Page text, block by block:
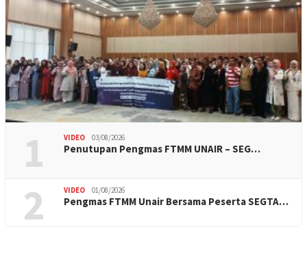
1 VIDEO 03/08/2026
Penutupan Pengmas FTMM UNAIR – SEG…
2 VIDEO 01/08/2026
Pengmas FTMM Unair Bersama Peserta SEGTA…